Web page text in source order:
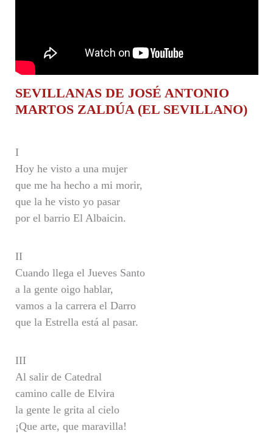
SEVILLANAS DE JOSÉ ANTONIO
MARTOS ZALDÚA (EL SEVILLANO)
I
Hoy he visto a una mujer
que me ha hecho a mi morir,
que la he visto yo pasar
por el barrio El Albaicin.
II
Cuando llega el Jueves Santo
a la gente oigo hablar,
vamos a la carrera el Darro
que la Estrella está al pasar.
III
Al salir de Catedral
camino calle de Elvira
la gente le grita al cielo
¡Que arte, que maravilla!